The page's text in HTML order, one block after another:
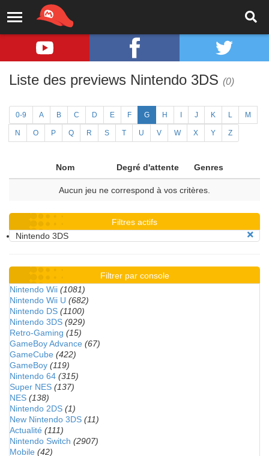
Liste des previews Nintendo 3DS (0)
0-9 A B C D E F G H J K L M
N O P Q R S T U V W X Y Z
Nom Degré d'attente Genres
Aucun jeu ne correspond à vos critères.
Filtres actifs
Nintendo 3DS
Filtrer par console
Nintendo Wii (1081)
Nintendo Wii U (682)
Nintendo DS (1100)
Nintendo 3DS (929)
Retro-Gaming (15)
GameBoy Advance (67)
GameCube (422)
GameBoy (119)
Nintendo 64 (315)
Super NES (137)
NES (138)
Nintendo 2DS (1)
New Nintendo 3DS (11)
Actualité (111)
Nintendo Switch (2907)
Mobile (42)